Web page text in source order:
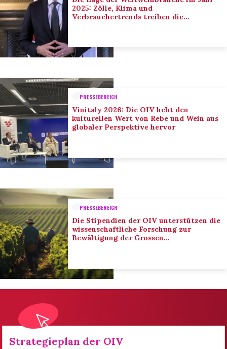
2025: Zölle, Klima und
Verbrauchertrends treiben die
PRESSEBEREICH
Vinitaly 2026: Die OIV hebt den
kulturellen Wert von Rebe und Wein aus
globaler Perspektive hervor
PRESSEBEREICH
Die Stipendien der OIV unterstützen die
wissenschaftliche Forschung zur
Bewältigung der Grossen
Strategieplan der OIV